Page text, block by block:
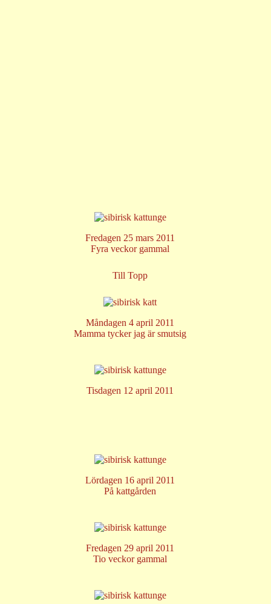
Fredagen 25 mars 2011
Fyra veckor gammal
Till Topp
Måndagen 4 april 2011
Mamma tycker jag är smutsig
Tisdagen 12 april 2011
Lördagen 16 april 2011
På kattgården
Fredagen 29 april 2011
Tio veckor gammal